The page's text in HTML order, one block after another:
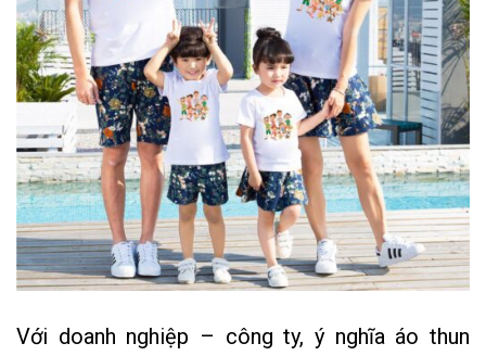
Với doanh nghiệp – công ty, ý nghĩa áo thun